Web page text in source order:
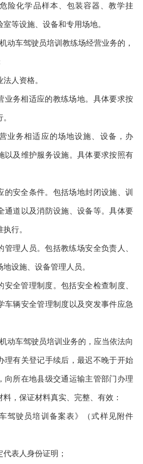
险化学品样本、包装容器、教学挂
等设施、设备和专用场地。
动车驾驶员培训教练场经营业务的，
法人资格。
业务相适应的教练场地。具体要求按
业务相适应的场地设施、设备，办
以及维护服务设施。具体要求按照有
的安全条件。包括场地封闭设施、训
通道以及消防设施、设备等。具体要
行。
管理人员。包括教练场安全负责人、
设施、设备管理人员。
安全管理制度。包括安全检查制度、
车辆安全管理制度以及突发事件应急
动车驾驶员培训业务的，应当依法向
理有关登记手续后，最迟不晚于开始
向所在地县级交通运输主管部门办理
，保证材料真实、完整、有效：
驾驶员培训备案表》（式样见附件
代表人身份证明；